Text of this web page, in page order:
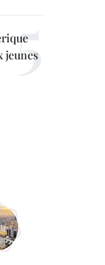
jeunes